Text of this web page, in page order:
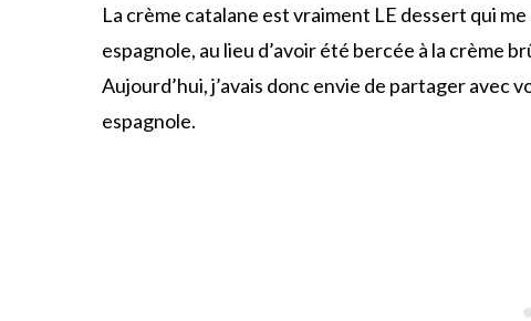
La crème catalane est vraiment LE dessert qui
espagnole, au lieu d’avoir été bercée à la crème
Aujourd’hui, j’avais donc envie de partager avec
espagnole.